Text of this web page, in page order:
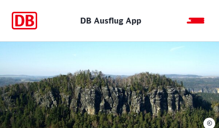
DB Ausflug App
©